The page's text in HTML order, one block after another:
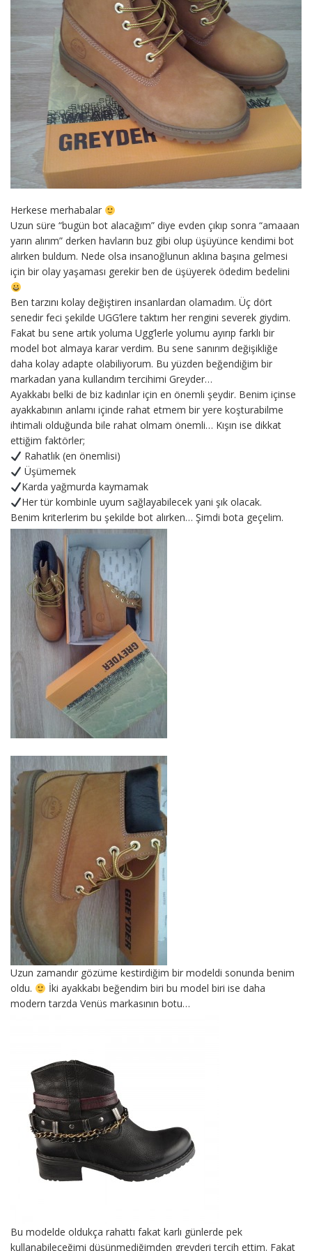
Herkese merhabalar
Uzun süre “bugün bot alacağım” diye evden çıkıp sonra “amaaan
yarın alırım” derken havların buz gibi olup üşüyünce kendimi bot
alırken buldum. Nede olsa insanoğlunun aklına başına gelmesi
için bir olay yaşaması gerekir ben de üşüyerek ödedim bedelini
Ben tarzını kolay değiştiren insanlardan olamadım. Üç dört
senedir feci şekilde UGG’lere taktım her rengini severek giydim.
Fakat bu sene artık yoluma Ugg’lerle yolumu ayırıp farklı bir
model bot almaya karar verdim. Bu sene sanırım değişikliğe
daha kolay adapte olabiliyorum. Bu yüzden beğendiğim bir
markadan yana kullandım tercihimi Greyder…
Ayakkabı belki de biz kadınlar için en önemli şeydir. Benim içinse
ayakkabının anlamı içinde rahat etmem bir yere koşturabilme
ihtimali olduğunda bile rahat olmam önemli… Kışın ise dikkat
ettiğim faktörler;
Rahatlık (en önemlisi)
Üşümemek
Karda yağmurda kaymamak
Her tür kombinle uyum sağlayabilecek yani şık olacak.
Benim kriterlerim bu şekilde bot alırken… Şimdi bota geçelim.
Uzun zamandır gözüme kestirdiğim bir modeldi sonunda benim
oldu.
İki ayakkabı beğendim biri bu model biri ise daha
modern tarzda Venüs markasının botu…
Bu modelde oldukça rahattı fakat karlı günlerde pek
kullanabileceğimi düşünmediğimden greyderi tercih ettim. Fakat